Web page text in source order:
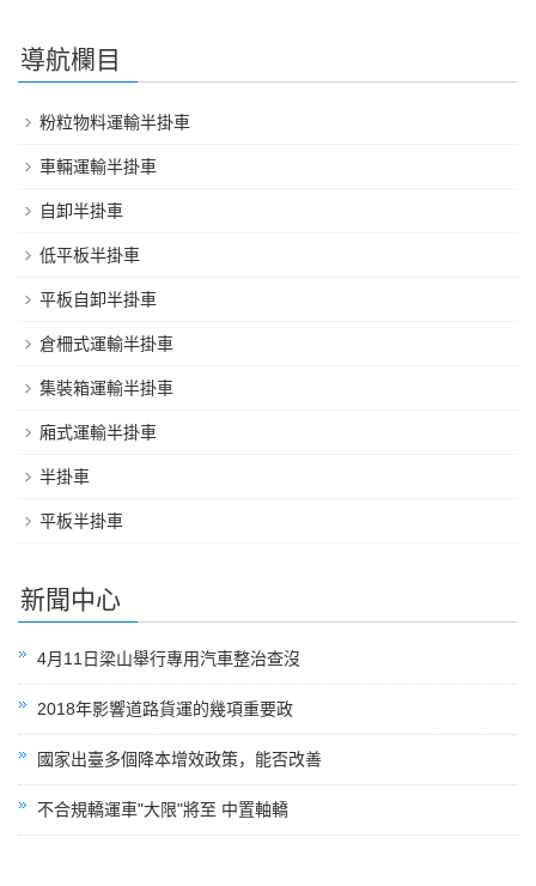
導航欄目
粉粒物料運輸半掛車
車輛運輸半掛車
自卸半掛車
低平板半掛車
平板自卸半掛車
倉柵式運輸半掛車
集裝箱運輸半掛車
廂式運輸半掛車
半掛車
平板半掛車
新聞中心
4月11日梁山舉行專用汽車整治查沒
2018年影響道路貨運的幾項重要政
國家出臺多個降本增效政策，能否改善
不合規轎運車"大限"將至 中置軸轎